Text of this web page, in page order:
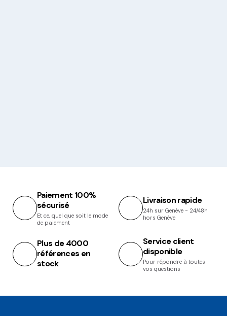
Paiement 100%
sécurisé
Et ce, quel que soit le mode
de paiement
Livraison rapide
24h sur Genève - 24/48h
hors Genève
Plus de 4000
références en
stock
Service client
disponible
Pour répondre à toutes
vos questions